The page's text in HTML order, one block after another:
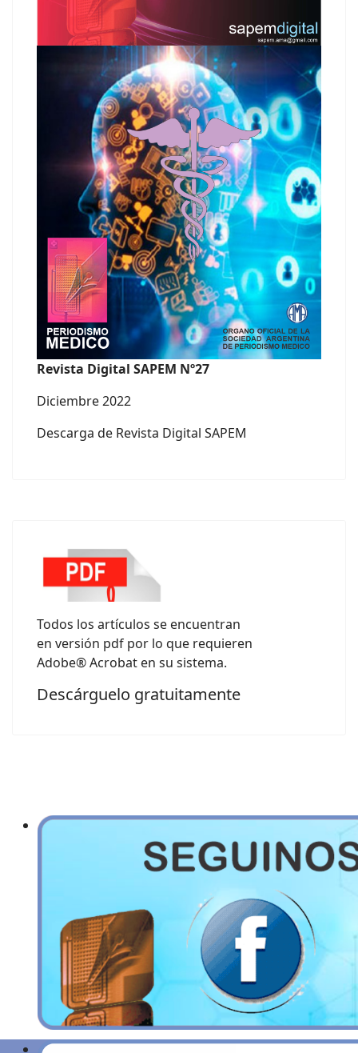
Revista Digital SAPEM Nº27
Diciembre 2022
Descarga de Revista Digital SAPEM
Todos los artículos se encuentran
en versión pdf por lo que requieren
Adobe® Acrobat en su sistema.
Descárguelo gratuitamente